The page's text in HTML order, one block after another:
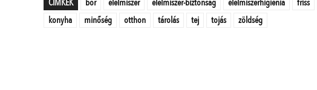
CÍMKÉK bor élelmiszer élelmiszer-biztonság élelmiszerhigiénia friss
konyha
minőség otthon tárolás tej tojás zöldség